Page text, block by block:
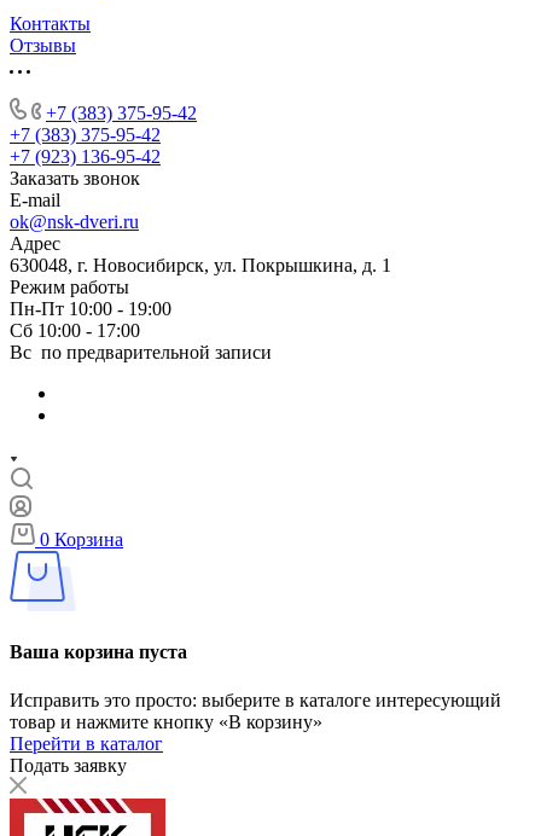
Контакты
Отзывы
+7 (383) 375-95-42
+7 (383) 375-95-42
+7 (923) 136-95-42
Заказать звонок
E-mail
ok@nsk-dveri.ru
Адрес
630048, г. Новосибирск, ул. Покрышкина, д. 1
Режим работы
Пн-Пт 10:00 - 19:00
Сб 10:00 - 17:00
Вс по предварительной записи
0 Корзина
Ваша корзина пуста
Исправить это просто: выберите в каталоге интересующий
товар и нажмите кнопку «В корзину»
Перейти в каталог
Подать заявку